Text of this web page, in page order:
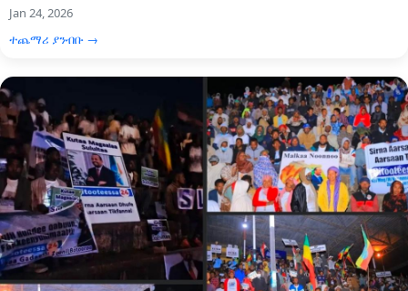
Jan 24, 2026
ተጨማሪ ያንብቡ →